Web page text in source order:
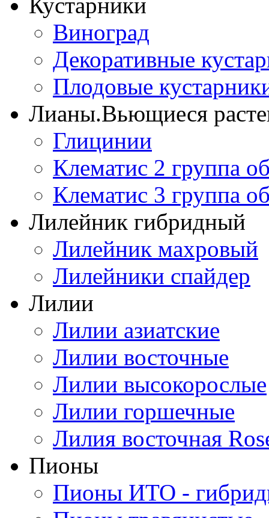
Виноград
Декоративные
Плодовые
Лианы.Вьющиеся
Глицинии
Клематис 2 группа
Клематис 3 группа
Лилейник гибридный
Лилейник махровый
Лилейники спайдер
Лилии
Лилии азиатские
Лилии восточные
Лилии высокорослые
Лилии горшечные
Лилия восточная
Пионы
Пионы ИТО -